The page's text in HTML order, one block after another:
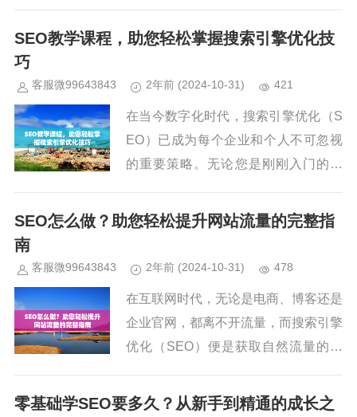
引擎的排名，还能带来更多的精准流量
SEO教学课程，助您轻松掌握搜索引擎优化技
巧
客服微99643843 2年前 (2024-10-31) 421
在当今数字化时代，搜索引擎优化（S
EO）已成为每个企业和个人不可忽视
的重要策略。无论您是刚刚入门的小
者，SEO技能都能够帮助您在激烈的
SEO怎么做？助您轻松提升网站流量的完整指
南
客服微99643843 2年前 (2024-10-31) 478
在互联网时代，无论是电商、博客还是
企业官网，都离不开流量，而搜索引擎
优化（SEO）便是获取自然流量的重
乎复杂又神秘，但实际上，通过科学的
零基础学SEO要多久？从新手到精通的成长之